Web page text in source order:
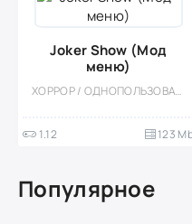
Joker Show (Мод
меню)
ХОРРОР / ОДНОПОЛЬЗОВАТЕЛЬСКИЕ / 3D / ВСТРОЕННЫЙ КЕШ / МОД / ПРИКЛЮЧЕНИЕ / ГОЛОВОЛОМКИ / СЛОЖНАЯ
1.12 123
Популярное